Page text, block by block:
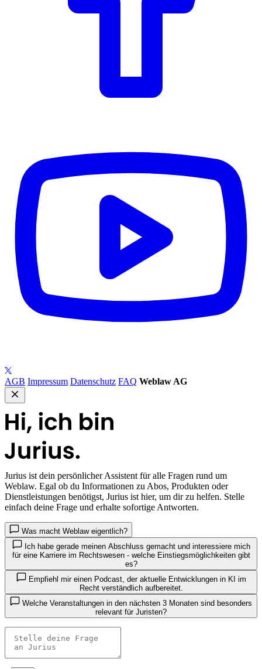
AGB Impressum Datenschutz FAQ Weblaw AG
Jurius ist dein persönlicher Assistent für alle Fragen rund um
Weblaw. Egal ob du Informationen zu Abos, Produkten oder
Dienstleistungen benötigst, Jurius ist hier, um dir zu helfen. Stelle
einfach deine Frage und erhalte sofortige Antworten.
Was macht Weblaw eigentlich?
Ich habe gerade meinen Abschluss gemacht und interessiere mich
für eine Karriere im Rechtswesen - welche Einstiegsmöglichkeiten gibt
es?
Empfiehl mir einen Podcast, der aktuelle Entwicklungen in KI im
Recht verständlich aufbereitet.
relevant für Juristen?